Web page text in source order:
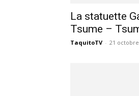
La statuette
Tsume –
TaquitoTV - 21